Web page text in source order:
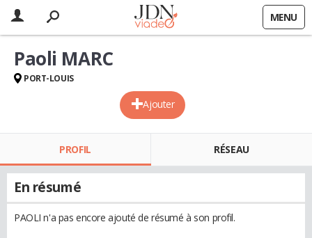
MENU
Ajouter
Paoli MARC
PORT-LOUIS
PROFIL RÉSEAU
En résumé
PAOLI n'a pas encore ajouté de résumé à son profil.